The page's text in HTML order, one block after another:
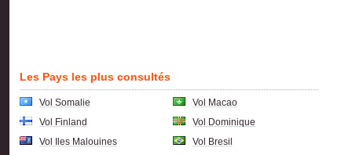
Les Pays les plus consultés
Vol Somalie
Vol Macao
Vol Finland
Vol Dominique
Vol Iles Malouines
Vol Bresil